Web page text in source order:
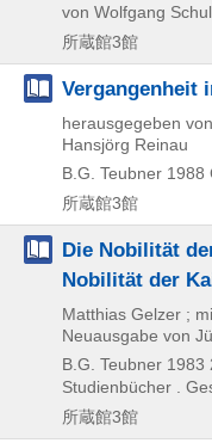
von Wolfgang
所蔵館3館
Vergangenheit
herausgegeben
Hansjörg Reinau
B.G. Teubner 1988
所蔵館3館
Die Nobilität
Nobilität der
Matthias Gelzer ;
Neuausgabe von
B.G. Teubner 1983
Studienbücher .
所蔵館3館